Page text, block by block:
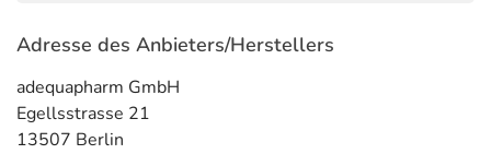
Adresse des Anbieters/Herstellers
adequapharm GmbH
Egellsstrasse 21
13507 Berlin